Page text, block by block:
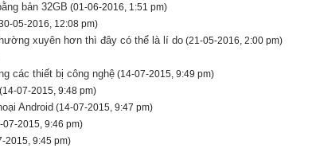
bản 32GB (01-06-2016, 1:51 pm)
05-2016, 12:08 pm)
xuyên hơn thì đây có thể là lí do (21-05-2016, 2:00 pm)
các thiết bị công nghệ (14-07-2015, 9:49 pm)
(14-07-2015, 9:48 pm)
Android (14-07-2015, 9:47 pm)
07-2015, 9:46 pm)
2015, 9:45 pm)